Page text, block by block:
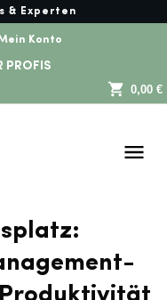
& Experten
Konto
PROFIS
0,00 €